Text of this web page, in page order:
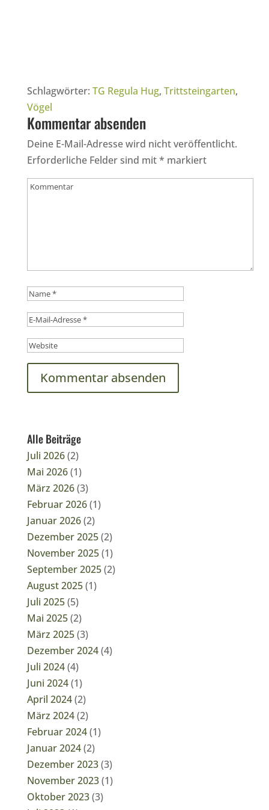
Schlagwörter: TG Regula Hug, Trittsteingarten,
Vögel
Kommentar absenden
Deine E-Mail-Adresse wird nicht veröffentlicht.
Erforderliche Felder sind mit* markiert
Alle Beiträge
Juli 2026(2)
Mai 2026(1)
März 2026(3)
Februar 2026(1)
Januar 2026(2)
Dezember 2025(2)
November 2025(1)
September 2025(2)
August 2025(1)
Juli 2025(5)
Mai 2025(2)
März 2025(3)
Dezember 2024(4)
Juli 2024(4)
Juni 2024(1)
April 2024(2)
März 2024(2)
Februar 2024(1)
Januar 2024(2)
Dezember 2023(3)
November 2023(1)
Oktober 2023(3)